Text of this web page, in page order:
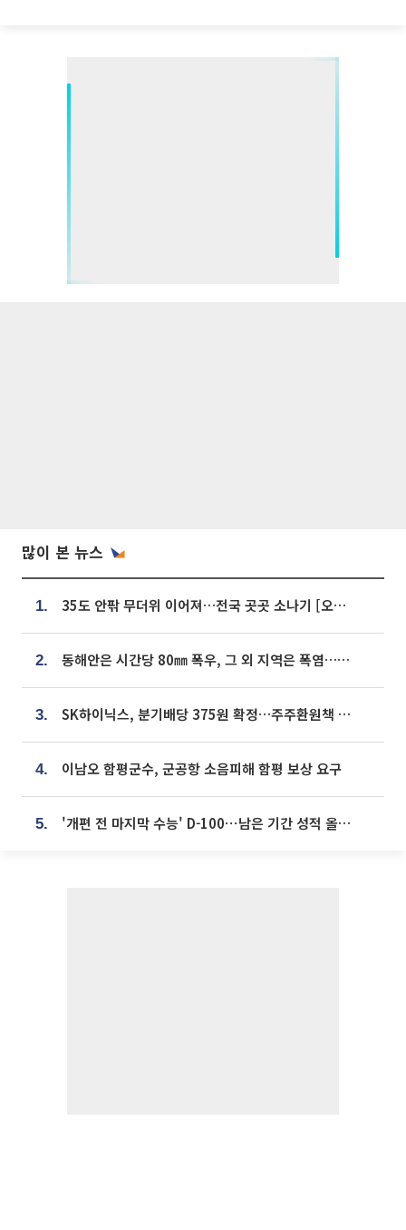
많이 본 뉴스
1. 35도 안팎 무더위 이어져…전국 곳곳 소나기 [오늘 날씨]
2. 동해안은 시간당 80㎜ 폭우, 그 외 지역은 폭염…‘극과 극 날씨’
3. SK하이닉스, 분기배당 375원 확정…주주환원책 9월로 앞당겨 발표
4. 이남오 함평군수, 군공항 소음피해 함평 보상 요구
5. '개편 전 마지막 수능' D-100⋯남은 기간 성적 올릴 전략은